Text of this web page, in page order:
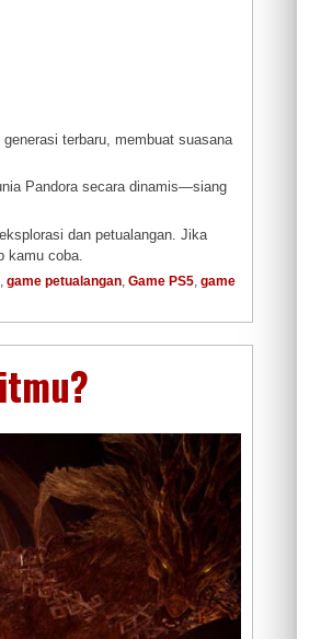
terbaru, membuat suasana
Pandora secara dinamis—siang
dan petualangan. Jika
kamu coba.
game petualangan Game PS5 game